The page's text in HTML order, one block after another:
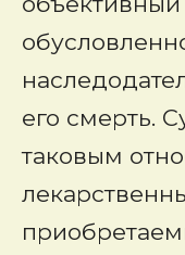
его смерть.
таковым